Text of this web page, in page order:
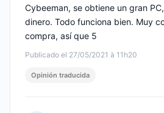
Publicado el 27/05/2021 à 11h20
Cybeeman, se obtiene un gran
dinero. Todo funciona bien. Muy
compra, así que 5
Opinión traducida